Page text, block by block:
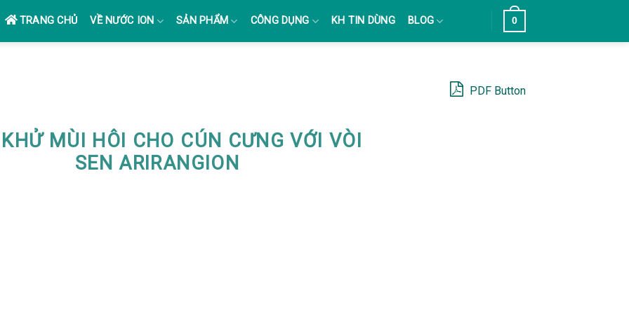
TRANG CHỦ VỀ NƯỚC ION SẢN PHẨM CÔNG DỤNG KH TIN DÙNG BLOG 0
PDF Button
MÙI HÔI CHO CÚN CƯNG VỚI VÒI
SEN ARIRANGION